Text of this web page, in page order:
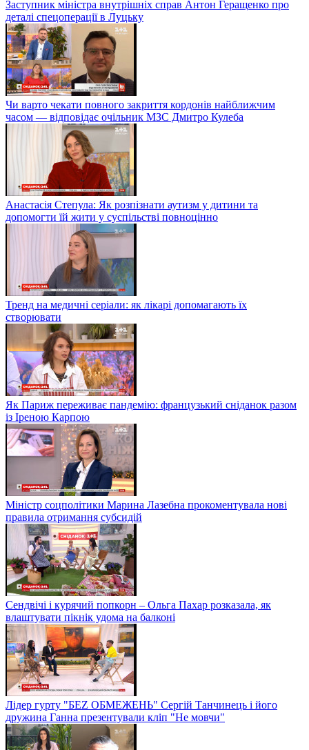
Заступник міністра внутрішніх справ Антон Геращенко про
деталі спецоперації в Луцьку
Чи варто чекати повного закриття кордонів найближчим
часом — відповідає очільник МЗС Дмитро Кулеба
Анастасія Степула: Як розпізнати аутизм у дитини та
допомогти їй жити у суспільстві повноцінно
Тренд на медичні серіали: як лікарі допомагають їх
створювати
Як Париж переживає пандемію: французький сніданок разом
із Іреною Карпою
Міністр соцполітики Марина Лазебна прокоментувала нові
правила отримання субсидій
Сендвічі і курячий попкорн – Ольга Пахар розказала, як
влаштувати пікнік удома на балконі
Лідер гурту "БЕZ ОБМЕЖЕНЬ" Сергій Танчинець і його
дружина Ганна презентували кліп "Не мовчи"